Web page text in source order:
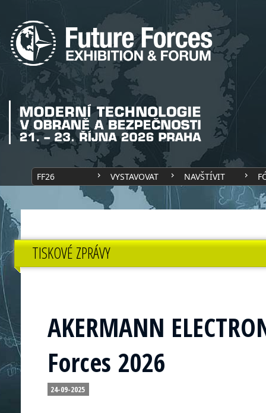
FF26 VYSTAVOVAT NAVŠTÍVIT
TISKOVÉ ZPRÁVY
AKERMANN
Forces 2026
24-09-2025